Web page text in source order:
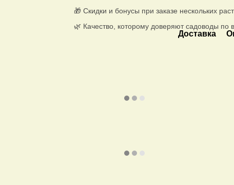
🎁 Скидки и бонусы при заказе нескольких
🌿 Качество, которому доверяют садоводы по
Доставка